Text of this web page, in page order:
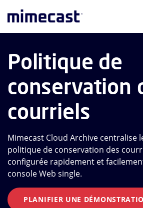
Politique de
conservation
courriels
Mimecast Cloud Archive centralise
politique de conservation des
configurée rapidement et
console Web single.
PLANIFIER UNE